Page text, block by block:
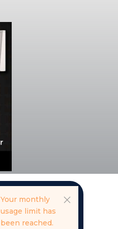
Your monthly
usage limit has
been reached.